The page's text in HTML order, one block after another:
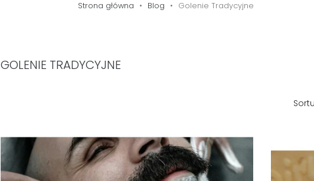
Strona główna Blog Golenie Tradycyjne
GOLENIE TRADYCYJNE